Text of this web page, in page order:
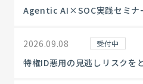
Agentic AI×SOC実践セミナ
2026.09.08 受付中
特権ID悪用の見逃しリスクを